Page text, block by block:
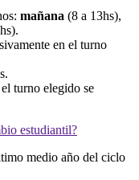
mañana (8 a 13hs),
en el turno
turno elegido se
estudiantil?
medio año del ciclo